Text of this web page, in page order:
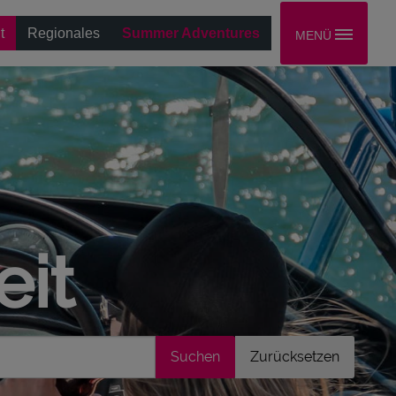
Regionales Summer Adventures MENÜ